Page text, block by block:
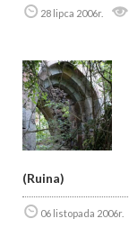
28 lipca 2006r.
(Ruina)
06 listopada 2006r.